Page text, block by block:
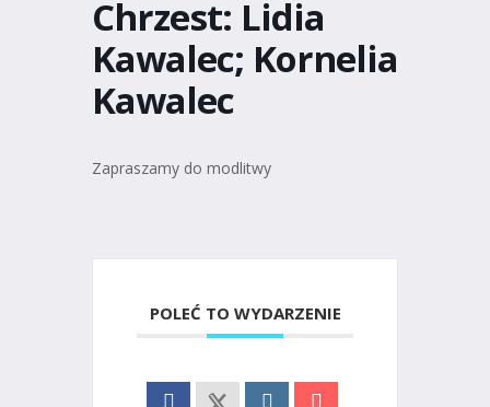
Chrzest: Lidia
Kawalec; Kornelia
Kawalec
Zapraszamy do modlitwy
POLEĆ TO WYDARZENIE